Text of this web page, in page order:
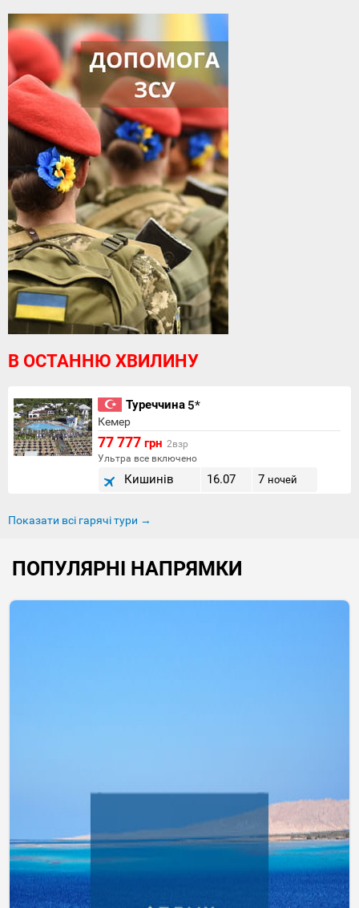
В ОСТАННЮ ХВИЛИНУ
Туреччина5*
Кемер
77 777 грн 2взр
Ультра все включено
Кишинів 16.07 7 ночей
Показати всі гарячі тури →
ПОПУЛЯРНІ НАПРЯМКИ